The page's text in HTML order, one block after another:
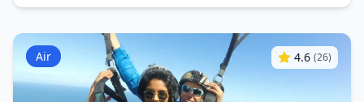
Air 4.6 (26)